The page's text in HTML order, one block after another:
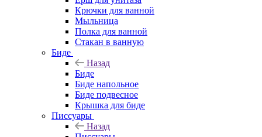
Крючки для ванной
Мыльница
Полка для ванной
Стакан в ванную
Биде
Назад
Биде
Биде напольное
Биде подвесное
Крышка для биде
Писсуары
Назад